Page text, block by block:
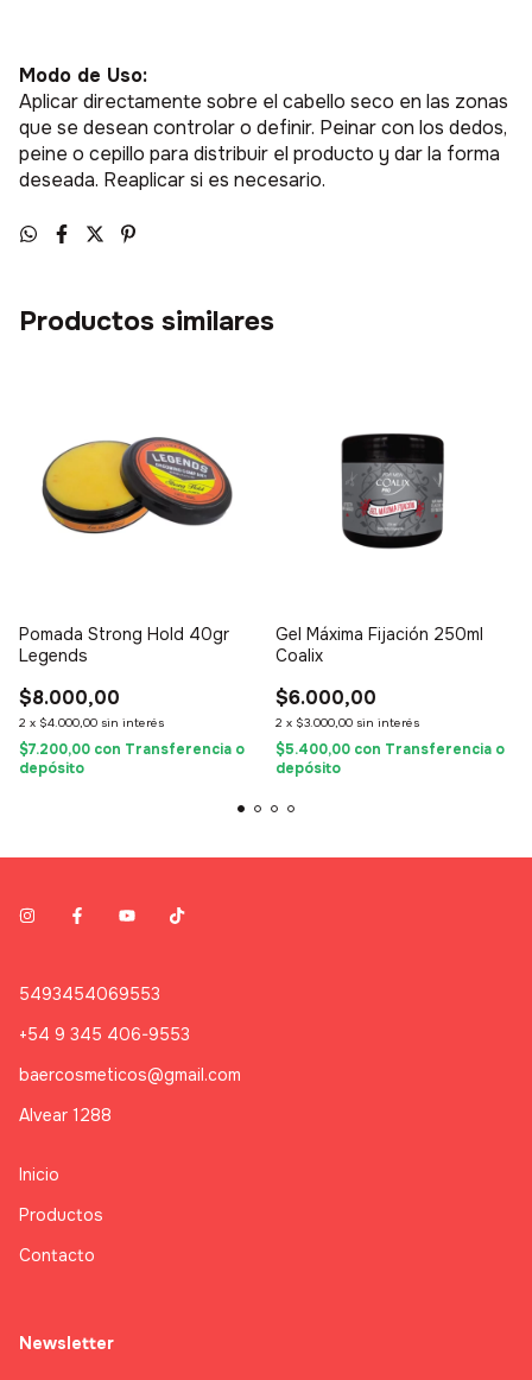
Modo de Uso:
Aplicar directamente sobre el cabello seco en las zonas
que se desean controlar o definir. Peinar con los dedos,
peine o cepillo para distribuir el producto y dar la forma
deseada. Reaplicar si es necesario.
Productos similares
Pomada Strong Hold 40gr
Legends
$8.000,00
2 x $4.000,00 sin interés
$7.200,00 con Transferencia o
depósito
Gel Máxima Fijación 250ml
Coalix
$6.000,00
2 x $3.000,00 sin interés
$5.400,00 con Transferencia o
depósito
5493454069553
+54 9 345 406-9553
baercosmeticos@gmail.com
Alvear 1288
Inicio
Productos
Contacto
Newsletter